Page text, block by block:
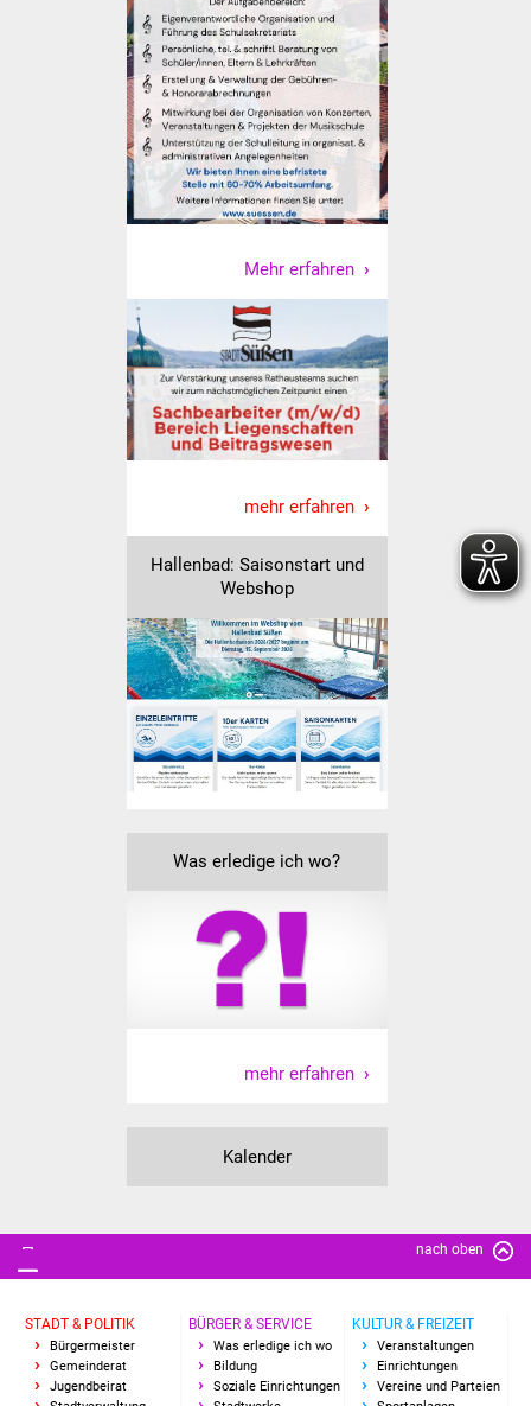
Hallenbad
Stadtbücherei
Stadtarchiv
Zehntscheuer
Bürgerhaus
Vereine und Parteien
Selbsteintrag Vereine
Sportanlagen
Tourismus
Erlebnisregion
Schwäbischer Albtrauf
Route der
Industriekultur
Stadtseniorenrat
Sommerwochen für
Seniorenwohn- und
Familien
Schülerferienprogramm
Migration und Integration
Mehr erfahren
mehr erfahren
Hallenbad: Saisonstart und
Webshop
Was erledige ich wo?
mehr erfahren
Kalender
nach oben
STADT & POLITIK
Bürgermeister
Gemeinderat
Jugendbeirat
BÜRGER & SERVICE
Was erledige ich wo
Bildung
Soziale Einrichtungen
KULTUR & FREIZEIT
Veranstaltungen
Einrichtungen
Vereine und Parteien